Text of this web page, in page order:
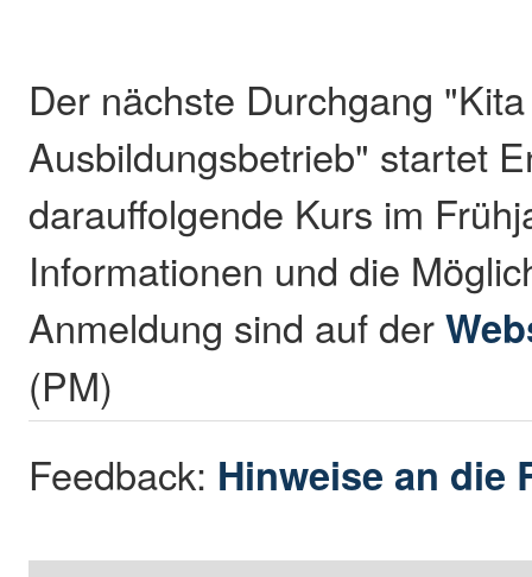
Der nächste Durchgang
Ausbildungsbetrieb" startet
darauffolgende Kurs im
Informationen und die
Anmeldung sind auf der
(PM)
Feedback: Hinweise an die